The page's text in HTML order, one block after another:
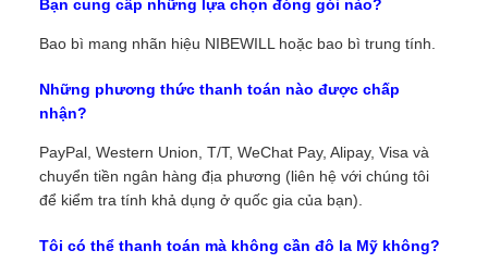
Bạn cung cấp những lựa chọn đóng gói nào?
Bao bì mang nhãn hiệu NIBEWILL hoặc bao bì trung tính.
Những phương thức thanh toán nào được chấp
nhận?
PayPal, Western Union, T/T, WeChat Pay, Alipay, Visa và
chuyển tiền ngân hàng địa phương (liên hệ với chúng tôi
để kiểm tra tính khả dụng ở quốc gia của bạn).
Tôi có thể thanh toán mà không cần đô la Mỹ không?